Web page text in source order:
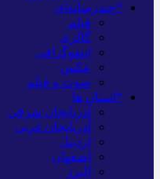
*چندرسانه‌ای
فیلم
گالری
اینفوگرافی
عکس
صوت و فیلم
*استان ها
آذربایجان شرقی
آذربایجان غربی
اردبیل
اصفهان
البرز